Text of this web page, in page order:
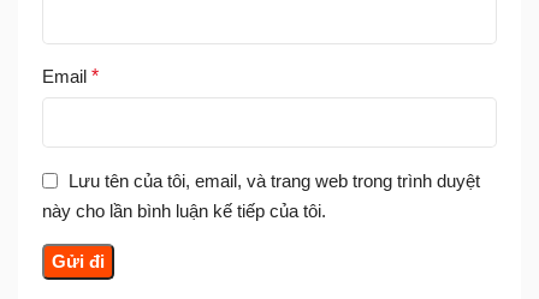
Email *
Lưu tên của tôi, email, và trang web trong trình duyệt
này cho lần bình luận kế tiếp của tôi.